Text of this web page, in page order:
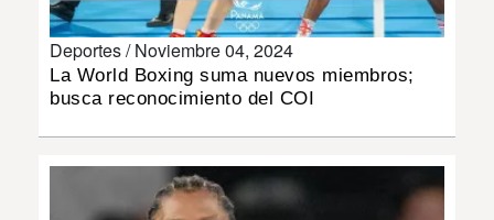
DEPORTES
Deportes /Noviembre 04, 2024
La World Boxing suma nuevos miembros;
busca reconocimiento del COI